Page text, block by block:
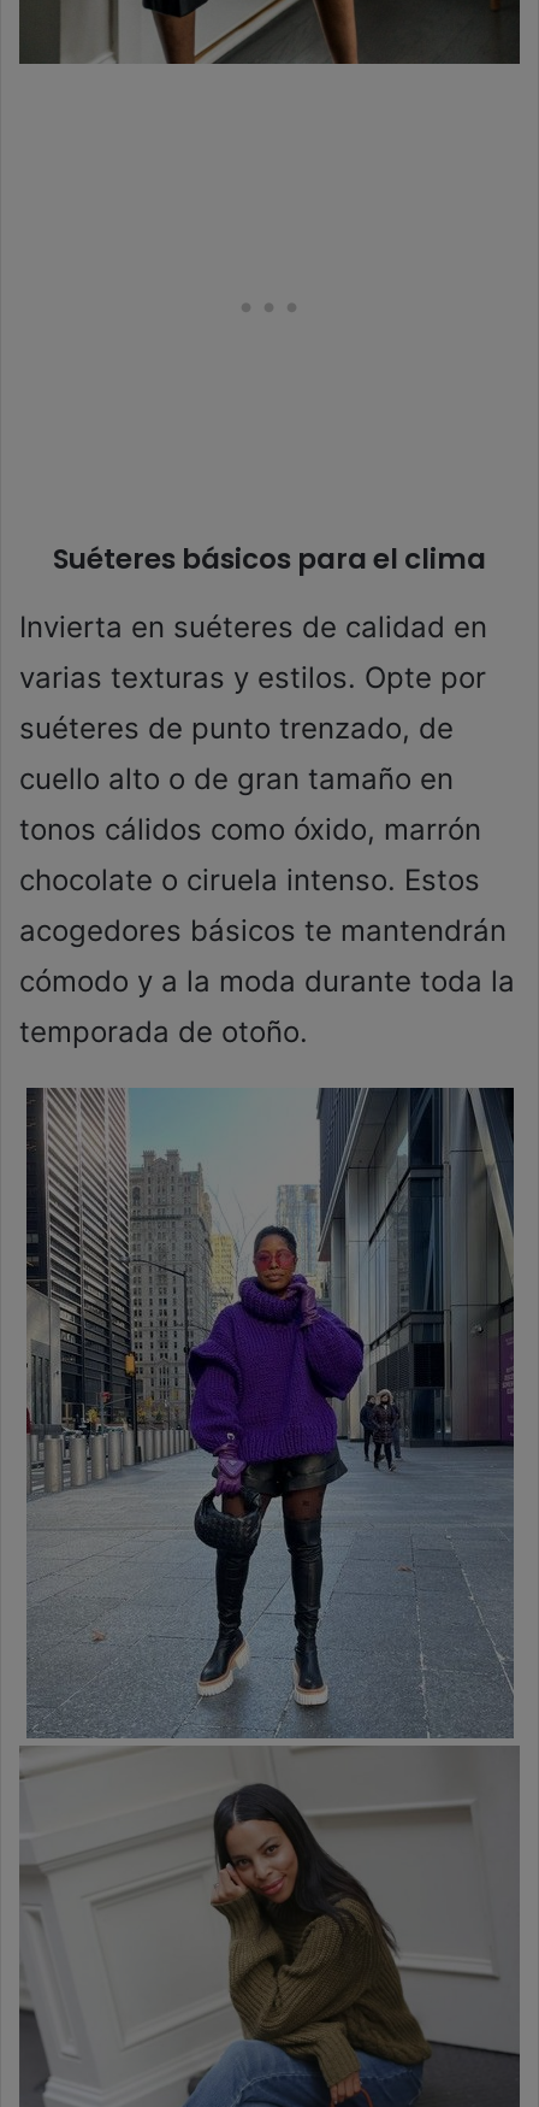
Suéteres básicos para el clima
Invierta en suéteres de calidad en
varias texturas y estilos. Opte por
suéteres de punto trenzado, de
cuello alto o de gran tamaño en
tonos cálidos como óxido, marrón
chocolate o ciruela intenso. Estos
acogedores básicos te mantendrán
cómodo y a la moda durante toda la
temporada de otoño.